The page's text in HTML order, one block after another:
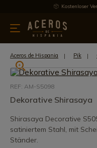
Kostenloser
Bietet
Aceros de Hispania Pik
REF: AM-S5098
Dekorative Shirasaya
Shirasaya Decorative
satiniertem Stahl, mit
Ständer.